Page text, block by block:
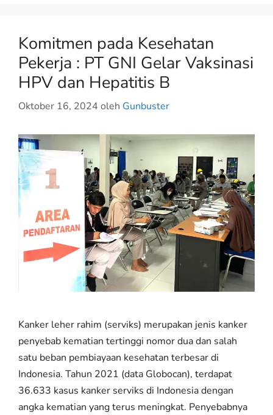
Komitmen pada Kesehatan
Pekerja : PT GNI Gelar Vaksinasi
HPV dan Hepatitis B
Oktober 16, 2024 oleh Gunbuster
Kanker leher rahim (serviks) merupakan jenis kanker
penyebab kematian tertinggi nomor dua dan salah
satu beban pembiayaan kesehatan terbesar di
Indonesia. Tahun 2021 (data Globocan), terdapat
36.633 kasus kanker serviks di Indonesia dengan
angka kematian yang terus meningkat. Penyebabnya